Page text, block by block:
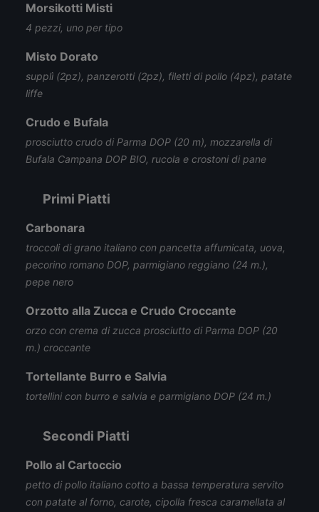
Morsikotti Misti
4 pezzi, uno per tipo
Misto Dorato
supplì (2pz), panzerotti (2pz), filetti di pollo (4pz), patate
liffe
Crudo e Bufala
prosciutto crudo di Parma DOP (20 m), mozzarella di
Bufala Campana DOP BIO, rucola e crostoni di pane
Primi Piatti
Carbonara
troccoli di grano italiano con pancetta affumicata, uova,
pecorino romano DOP, parmigiano reggiano (24 m.),
pepe nero
Orzotto alla Zucca e Crudo Croccante
orzo con crema di zucca prosciutto di Parma DOP (20
m.) croccante
Tortellante Burro e Salvia
tortellini con burro e salvia e parmigiano DOP (24 m.)
Secondi Piatti
Pollo al Cartoccio
petto di pollo italiano cotto a bassa temperatura servito
con patate al forno, carote, cipolla fresca caramellata al